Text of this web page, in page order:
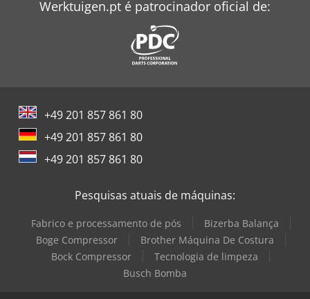
Werktuigen.pt é patrocinador oficial de:
+49 201 857 861 80
+49 201 857 861 80
+49 201 857 861 80
Pesquisas atuais de máquinas:
Fabrico e processamento de pós
Bizerba Balança
Boge Compressor
Brother Máquina De Costura
Bock Compressor
Tecnologia de limpeza
Busch Bomba